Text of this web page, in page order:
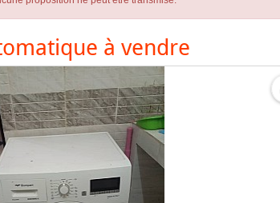
à vendre